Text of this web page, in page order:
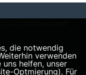
die notwendig
verwenden
helfen, unser
Optmierung). Für